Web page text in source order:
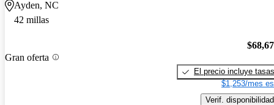
Ayden, NC
42 millas
Gran oferta
El precio incluye tasas
$1,253/mes
Verif. disponibilidad